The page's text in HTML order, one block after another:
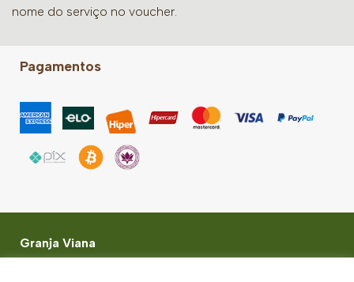
nome do serviço no voucher.
Pagamentos
Granja Viana